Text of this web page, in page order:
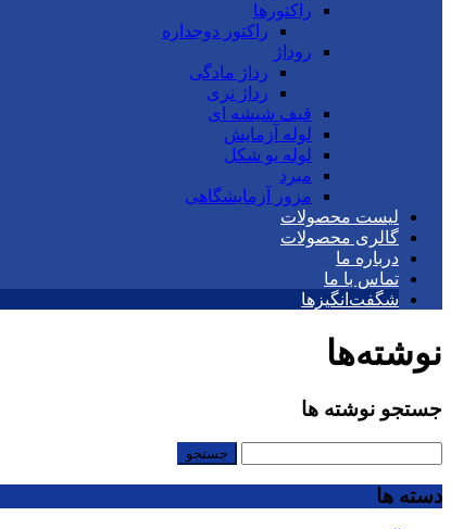
راکتورها
راکتور دوجداره
روداژ
رداژ مادگی
رداژ نری
قیف شیشه ای
لوله آزمایش
لوله یو شکل
مبرد
مزور آزمایشگاهی
لیست محصولات
گالری محصولات
درباره ما
تماس با ما
شگفت‌انگیزها
نوشته‌ها
جستجو نوشته ها
دسته ها